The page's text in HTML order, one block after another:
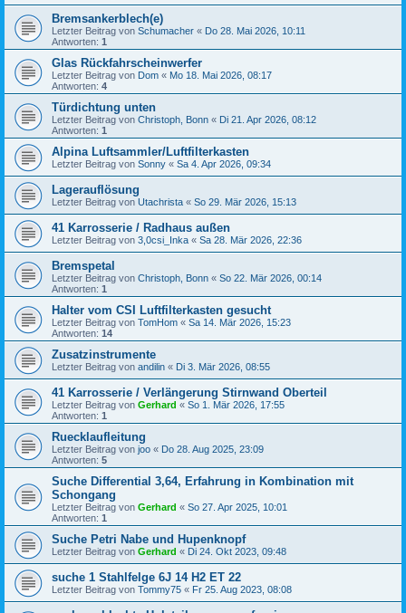
Bremsankerblech(e)
Letzter Beitrag von Schumacher « Do 28. Mai 2026, 10:11
Antworten: 1
Glas Rückfahrscheinwerfer
Letzter Beitrag von Dom « Mo 18. Mai 2026, 08:17
Antworten: 4
Türdichtung unten
Letzter Beitrag von Christoph, Bonn « Di 21. Apr 2026, 08:12
Antworten: 1
Alpina Luftsammler/Luftfilterkasten
Letzter Beitrag von Sonny « Sa 4. Apr 2026, 09:34
Lagerauflösung
Letzter Beitrag von Utachrista « So 29. Mär 2026, 15:13
41 Karrosserie / Radhaus außen
Letzter Beitrag von 3,0csi_Inka « Sa 28. Mär 2026, 22:36
Bremspetal
Letzter Beitrag von Christoph, Bonn « So 22. Mär 2026, 00:14
Antworten: 1
Halter vom CSI Luftfilterkasten gesucht
Letzter Beitrag von TomHom « Sa 14. Mär 2026, 15:23
Antworten: 14
Zusatzinstrumente
Letzter Beitrag von andilin « Di 3. Mär 2026, 08:55
41 Karrosserie / Verlängerung Stirnwand Oberteil
Letzter Beitrag von Gerhard « So 1. Mär 2026, 17:55
Antworten: 1
Ruecklaufleitung
Letzter Beitrag von joo « Do 28. Aug 2025, 23:09
Antworten: 5
Suche Differential 3,64, Erfahrung in Kombination mit
Schongang
Letzter Beitrag von Gerhard « So 27. Apr 2025, 10:01
Antworten: 1
Suche Petri Nabe und Hupenknopf
Letzter Beitrag von Gerhard « Di 24. Okt 2023, 09:48
suche 1 Stahlfelge 6J 14 H2 ET 22
Letzter Beitrag von Tommy75 « Fr 25. Aug 2023, 08:08